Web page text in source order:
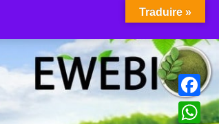
Facebook
Traduire »